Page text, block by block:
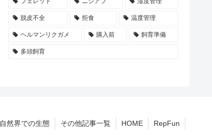
脱皮不全 拒食 温度管理
ヘルマンリクガメ 購入前 飼育準備
多頭飼育
自然界での生態 その他記事一覧 HOME RepFun